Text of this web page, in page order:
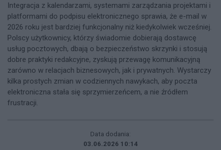
Integracja z kalendarzami, systemami zarządzania projektami i
platformami do podpisu elektronicznego sprawia, że e-mail w
2026 roku jest bardziej funkcjonalny niż kiedykolwiek wcześniej.
Polscy użytkownicy, którzy świadomie dobierają dostawcę
usług pocztowych, dbają o bezpieczeństwo skrzynki i stosują
dobre praktyki redakcyjne, zyskują przewagę komunikacyjną
zarówno w relacjach biznesowych, jak i prywatnych. Wystarczy
kilka prostych zmian w codziennych nawykach, aby poczta
elektroniczna stała się sprzymierzeńcem, a nie źródłem
frustracji.
Data dodania:
03.06.2026 10:14